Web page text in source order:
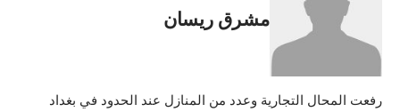
مشرق ریسان
رفعت المحال التجارية وعدد من المنازل عند الحدود في بغداد